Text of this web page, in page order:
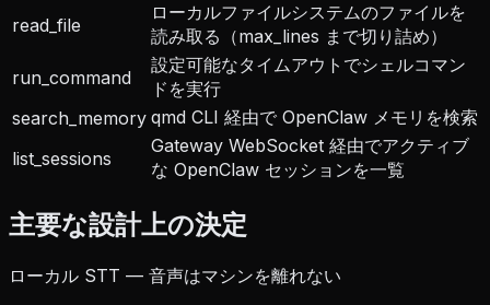
read_file
ローカルファイルシステムのファイルを
読み取る（max_lines まで切り詰め）
run_command
設定可能なタイムアウトでシェルコマン
ドを実行
search_memory qmd CLI 経由で OpenClaw メモリを検索
list_sessions
Gateway WebSocket 経由でアクティブ
な OpenClaw セッションを一覧
主要な設計上の決定
ローカル STT — 音声はマシンを離れない